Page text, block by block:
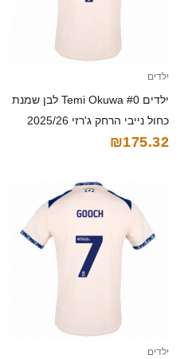
ילדים
ילדים Temi Okuwa #0 לבן שמנת
כחול נייבי הרחק ג'רזי 2025/26
חולצה קצרה
₪175.32
ילדים